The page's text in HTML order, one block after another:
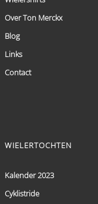
Over Ton Merckx
Blog
Links
Contact
WIELERTOCHTEN
Kalender 2023
Cyklistride